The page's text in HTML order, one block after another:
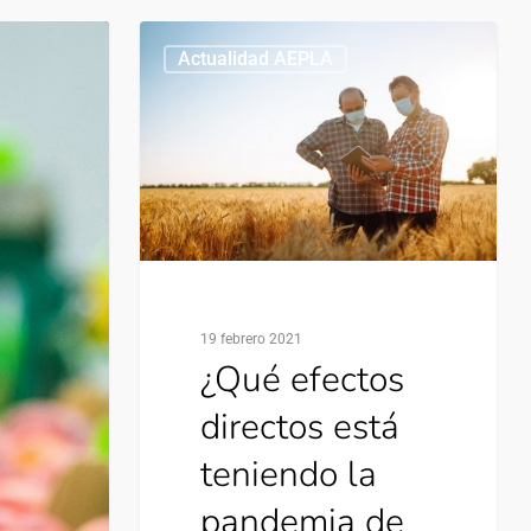
Actualidad AEPLA
19 febrero 2021
¿Qué efectos
directos está
teniendo la